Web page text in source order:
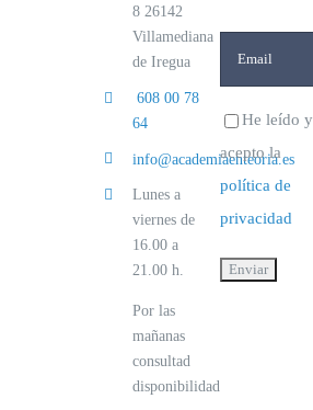
8 26142
Villamediana
de Iregua
608 00 78
64
info@academiaenteoria.es
Lunes a
viernes de
16.00 a
21.00 h.
Por las
mañanas
consultad
disponibilidad
He leído y
acepto la
política de
privacidad